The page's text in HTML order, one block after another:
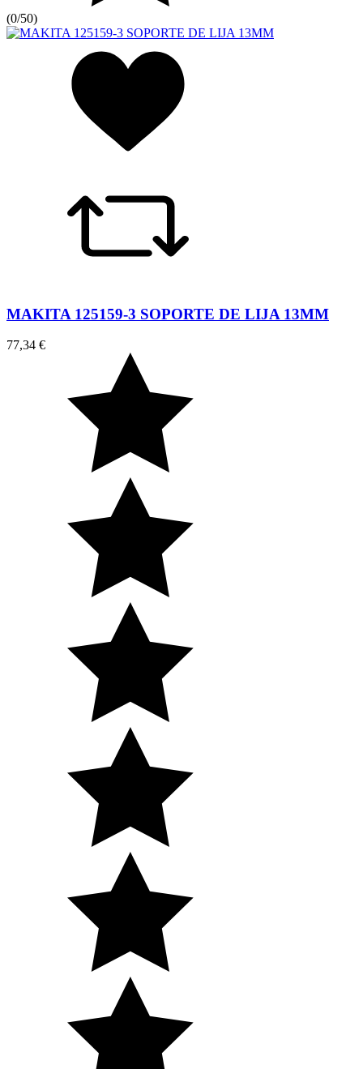
(0/50)
MAKITA 125159-3 SOPORTE DE LIJA 13MM
77,34 €